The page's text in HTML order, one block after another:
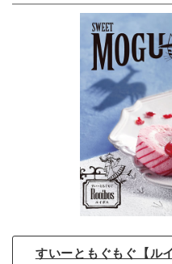
すいーともぐもぐ【ル